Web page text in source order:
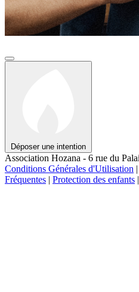
Déposer une intention
Association Hozana - 6 rue du
Conditions Générales d'Utilisation |
Fréquentes | Protection des enfants |